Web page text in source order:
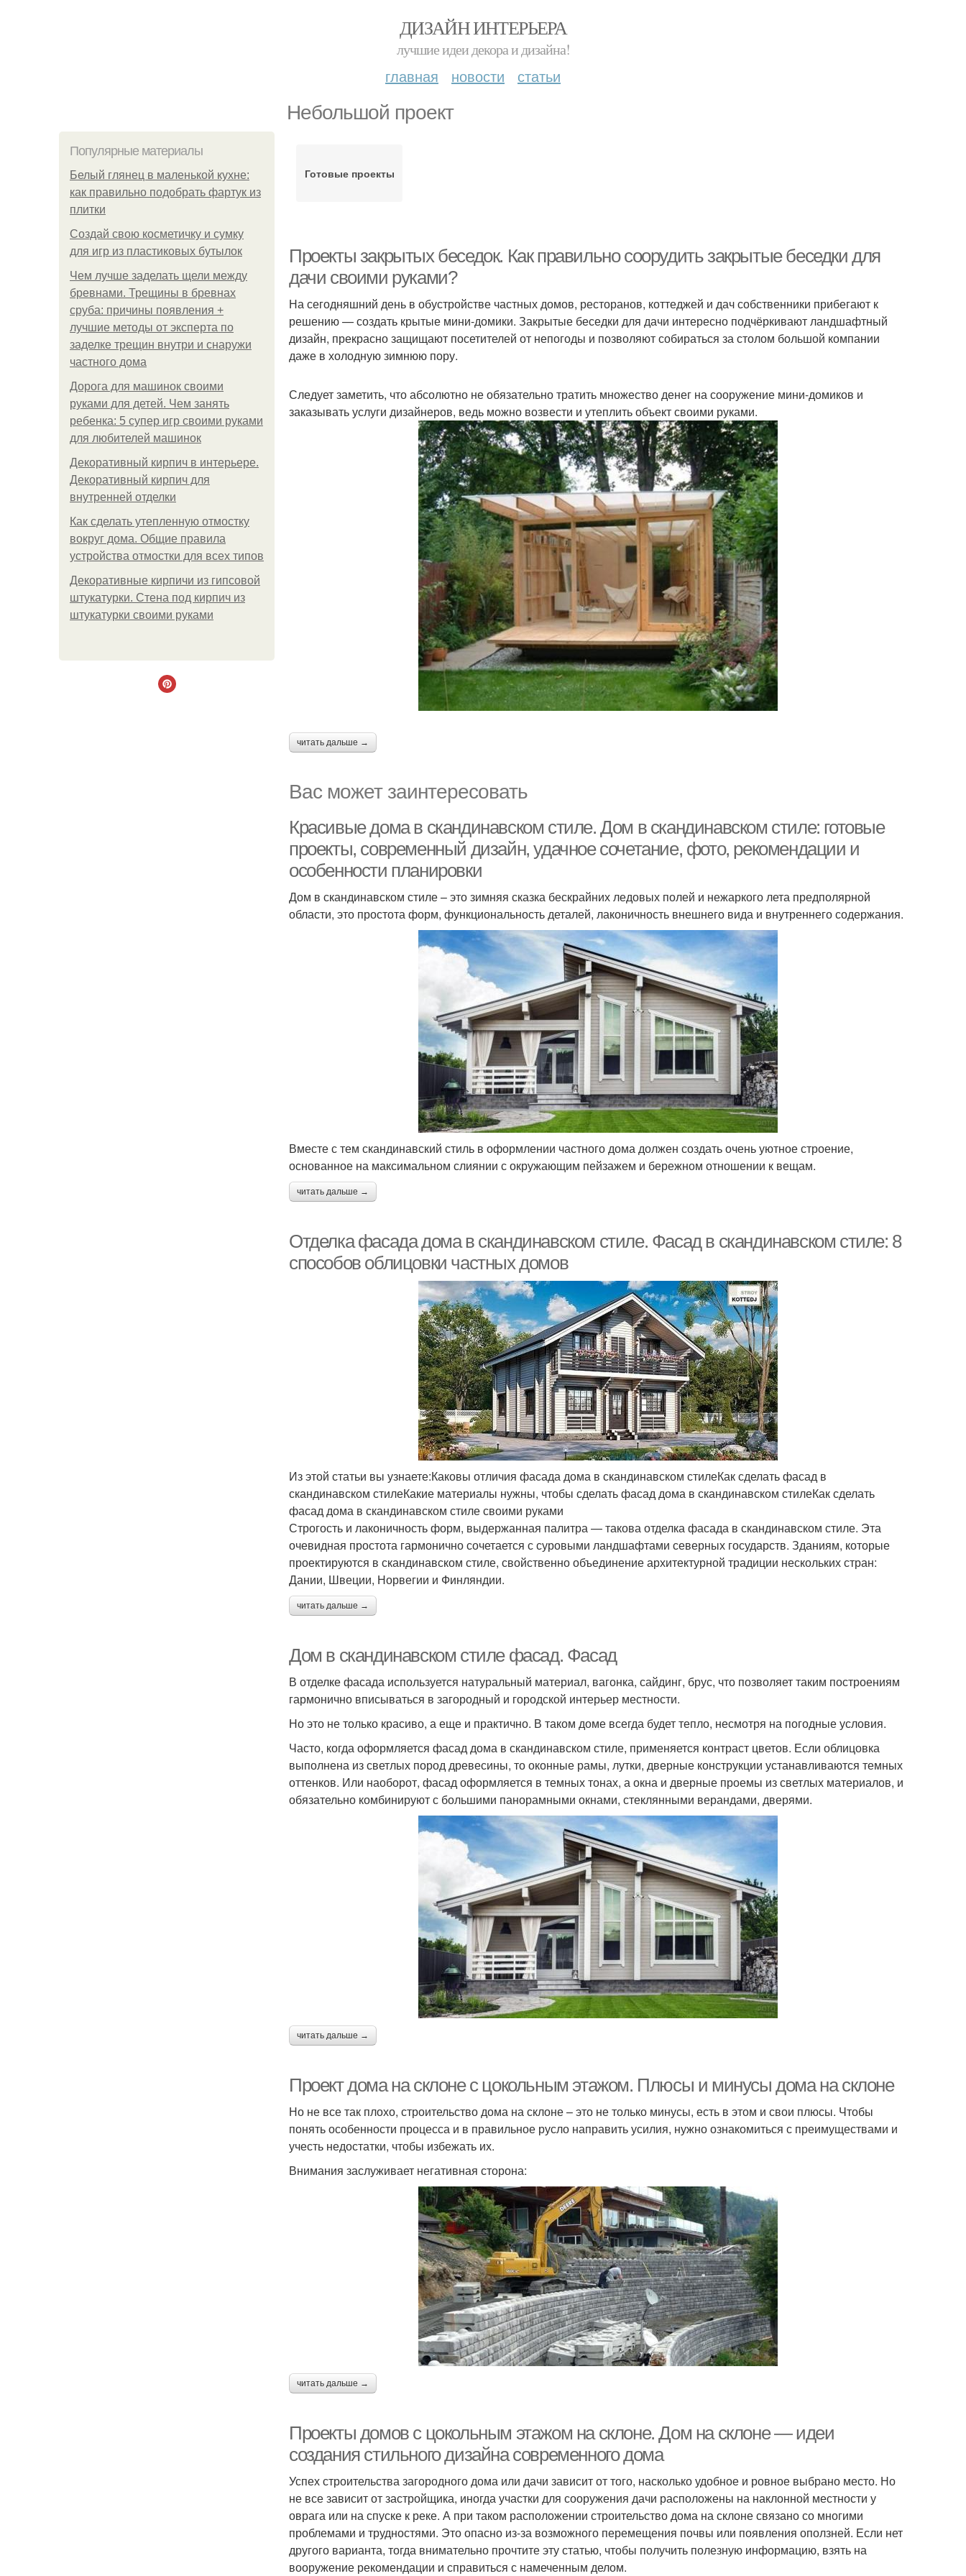
ДИЗАЙН ИНТЕРЬЕРА
лучшие идеи декора и дизайна!
главная новости статьи
Небольшой проект
Популярные материалы
Белый глянец в маленькой кухне:
как правильно подобрать фартук из
плитки
Создай свою косметичку и сумку
для игр из пластиковых бутылок
Чем лучше заделать щели между
бревнами. Трещины в бревнах
сруба: причины появления +
лучшие методы от эксперта по
заделке трещин внутри и снаружи
частного дома
Дорога для машинок своими
руками для детей. Чем занять
ребенка: 5 супер игр своими руками
для любителей машинок
Декоративный кирпич в интерьере.
Декоративный кирпич для
внутренней отделки
Как сделать утепленную отмостку
вокруг дома. Общие правила
устройства отмостки для всех типов
Декоративные кирпичи из гипсовой
штукатурки. Стена под кирпич из
штукатурки своими руками
Готовые проекты
Проекты закрытых беседок. Как правильно соорудить закрытые беседки для
дачи своими руками?
На сегодняшний день в обустройстве частных домов, ресторанов, коттеджей и дач собственники прибегают к
решению — создать крытые мини-домики. Закрытые беседки для дачи интересно подчёркивают ландшафтный
дизайн, прекрасно защищают посетителей от непогоды и позволяют собираться за столом большой компании
даже в холодную зимнюю пору.
Следует заметить, что абсолютно не обязательно тратить множество денег на сооружение мини-домиков и
заказывать услуги дизайнеров, ведь можно возвести и утеплить объект своими руками.
читать дальше →
Вас может заинтересовать
Красивые дома в скандинавском стиле. Дом в скандинавском стиле: готовые
проекты, современный дизайн, удачное сочетание, фото, рекомендации и
особенности планировки
Дом в скандинавском стиле – это зимняя сказка бескрайних ледовых полей и нежаркого лета предполярной
области, это простота форм, функциональность деталей, лаконичность внешнего вида и внутреннего содержания.
Вместе с тем скандинавский стиль в оформлении частного дома должен создать очень уютное строение,
основанное на максимальном слиянии с окружающим пейзажем и бережном отношении к вещам.
читать дальше →
Отделка фасада дома в скандинавском стиле. Фасад в скандинавском стиле: 8
способов облицовки частных домов
Из этой статьи вы узнаете:Каковы отличия фасада дома в скандинавском стилеКак сделать фасад в
скандинавском стилеКакие материалы нужны, чтобы сделать фасад дома в скандинавском стилеКак сделать
фасад дома в скандинавском стиле своими руками
Строгость и лаконичность форм, выдержанная палитра — такова отделка фасада в скандинавском стиле. Эта
очевидная простота гармонично сочетается с суровыми ландшафтами северных государств. Зданиям, которые
проектируются в скандинавском стиле, свойственно объединение архитектурной традиции нескольких стран:
Дании, Швеции, Норвегии и Финляндии.
читать дальше →
Дом в скандинавском стиле фасад. Фасад
В отделке фасада используется натуральный материал, вагонка, сайдинг, брус, что позволяет таким построениям
гармонично вписываться в загородный и городской интерьер местности.
Но это не только красиво, а еще и практично. В таком доме всегда будет тепло, несмотря на погодные условия.
Часто, когда оформляется фасад дома в скандинавском стиле, применяется контраст цветов. Если облицовка
выполнена из светлых пород древесины, то оконные рамы, лутки, дверные конструкции устанавливаются темных
оттенков. Или наоборот, фасад оформляется в темных тонах, а окна и дверные проемы из светлых материалов, и
обязательно комбинируют с большими панорамными окнами, стеклянными верандами, дверями.
читать дальше →
Проект дома на склоне с цокольным этажом. Плюсы и минусы дома на склоне
Но не все так плохо, строительство дома на склоне – это не только минусы, есть в этом и свои плюсы. Чтобы
понять особенности процесса и в правильное русло направить усилия, нужно ознакомиться с преимуществами и
учесть недостатки, чтобы избежать их.
Внимания заслуживает негативная сторона:
читать дальше →
Проекты домов с цокольным этажом на склоне. Дом на склоне — идеи
создания стильного дизайна современного дома
Успех строительства загородного дома или дачи зависит от того, насколько удобное и ровное выбрано место. Но
не все зависит от застройщика, иногда участки для сооружения дачи расположены на наклонной местности у
оврага или на спуске к реке. А при таком расположении строительство дома на склоне связано со многими
проблемами и трудностями. Это опасно из-за возможного перемещения почвы или появления оползней. Если нет
другого варианта, тогда внимательно прочтите эту статью, чтобы получить полезную информацию, взять на
вооружение рекомендации и справиться с намеченным делом.